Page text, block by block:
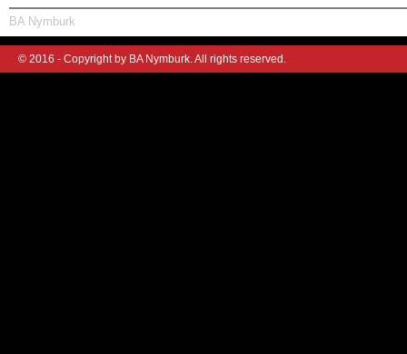
BA Nymburk
© 2016 - Copyright by BA Nymburk. All rights reserved.